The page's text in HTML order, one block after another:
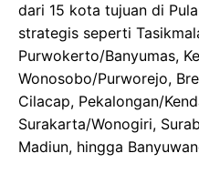
dari 15 kota tujuan di
strategis seperti
Purwokerto/Banyumas,
Wonosobo/Purworejo,
Cilacap, Pekalongan/
Surakarta/Wonogiri,
Madiun, hingga